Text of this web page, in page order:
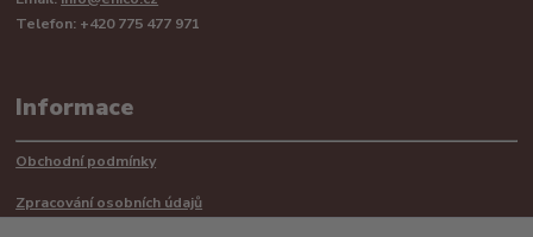
Telefon: +420 775 477 971
Informace
Obchodní podmínky
Zpracování osobních údajů